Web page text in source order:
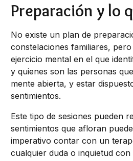
Preparación y lo
No existe un plan de
constelaciones familiares,
ejercicio mental en el que
y quienes son las personas
mente abierta, y estar
sentimientos.
Este tipo de sesiones pueden
sentimientos que afloran
imperativo contar con un
cualquier duda o inquietud